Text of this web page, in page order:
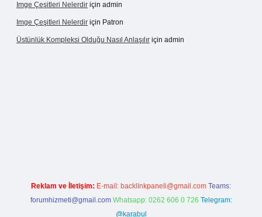
Imge Çeşitleri Nelerdir için admin
Imge Çeşitleri Nelerdir için Patron
Üstünlük Kompleksi Olduğu Nasıl Anlaşılır için admin
Reklam ve İletişim: E-mail: backlinkpaneli@gmail.com Teams:
forumhizmeti@gmail.com Whatsapp: 0262 606 0 726 Telegram:
@karabul